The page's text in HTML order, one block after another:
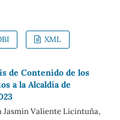
XML
de Contenido de los
a la Alcaldía de
Jasmin Valiente Licintuña,